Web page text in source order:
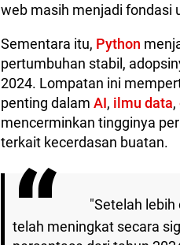
web masih menjadi fondasi
Sementara itu, Python
pertumbuhan stabil,
2024. Lompatan ini
penting dalam AI, ilmu data,
mencerminkan tingginya
terkait kecerdasan buatan.
"Setelah
telah meningkat secara